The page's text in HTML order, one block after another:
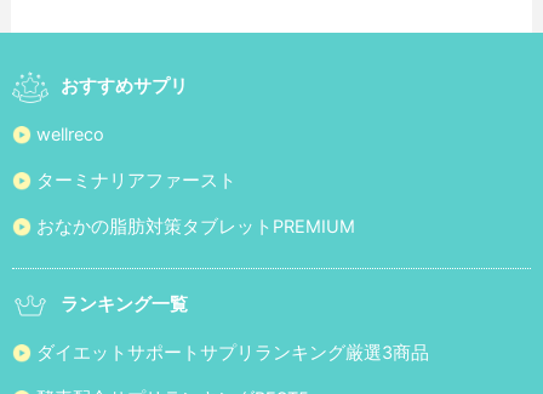
おすすめサプリ
wellreco
ターミナリアファースト
おなかの脂肪対策タブレットPREMIUM
ランキング一覧
ダイエットサポートサプリランキング厳選3商品